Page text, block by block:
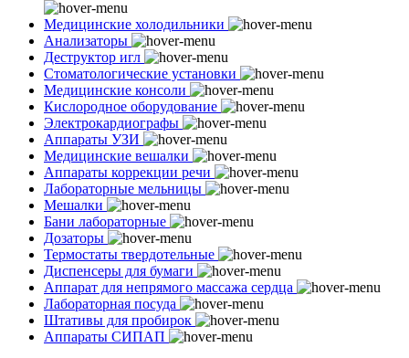
Медицинские холодильники
Анализаторы
Деструктор игл
Стоматологические установки
Медицинские консоли
Кислородное оборудование
Электрокардиографы
Аппараты УЗИ
Медицинские вешалки
Аппараты коррекции речи
Лабораторные мельницы
Мешалки
Бани лабораторные
Дозаторы
Термостаты твердотельные
Диспенсеры для бумаги
Аппарат для непрямого массажа сердца
Лабораторная посуда
Штативы для пробирок
Аппараты СИПАП